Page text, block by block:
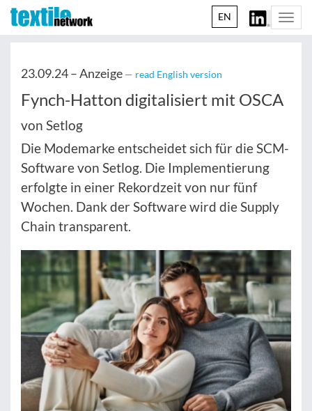
EN
23.09.24 –Anzeige — read English version
Fynch-Hatton digitalisiert mit OSCA
von Setlog
Die Modemarke entscheidet sich für die SCM-
Software von Setlog. Die Implementierung
erfolgte in einer Rekordzeit von nur fünf
Wochen. Dank der Software wird die Supply
Chain transparent.